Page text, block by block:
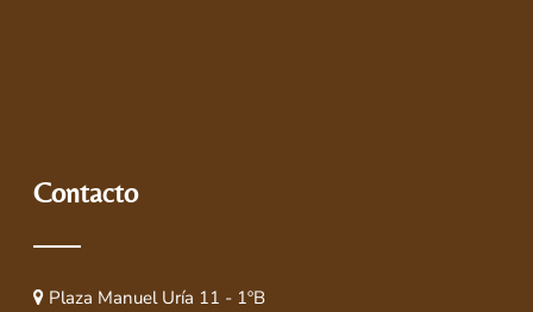
Contacto
Plaza Manuel Uría 11 - 1ºB